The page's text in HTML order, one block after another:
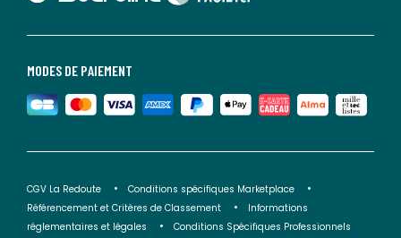
MODES DE PAIEMENT
CGV La Redoute
Conditions spécifiques Marketplace
Référencement et Critères de Classement
Informations
réglementaires et légales
Conditions Spécifiques Professionnels